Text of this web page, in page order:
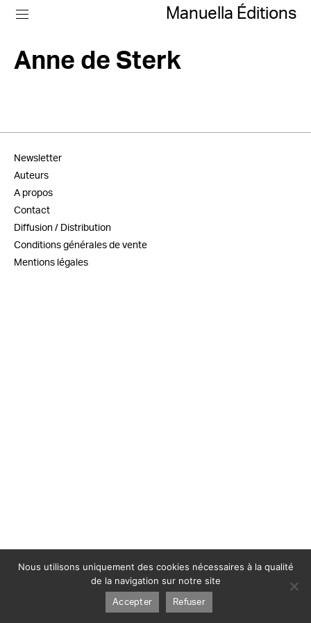
Manuella Éditions
Anne de Sterk
Newsletter
Auteurs
A propos
Contact
Diffusion / Distribution
Conditions générales de vente
Mentions légales
Nous utilisons uniquement des cookies nécessaires à la qualité
de la navigation sur notre site
Accepter Refuser